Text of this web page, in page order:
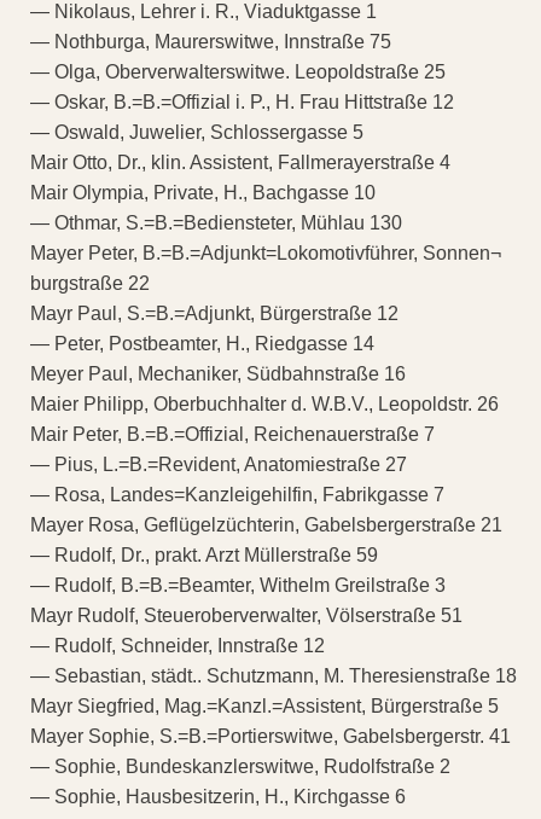
— Nikolaus, Lehrer i. R., Viaduktgasse 1
— Nothburga, Maurerswitwe, Innstraße 75
— Olga, Oberverwalterswitwe. Leopoldstraße 25
— Oskar, B.=B.=Offizial i. P., H. Frau Hittstraße 12
— Oswald, Juwelier, Schlossergasse 5
Mair Otto, Dr., klin. Assistent, Fallmerayerstraße 4
Mair Olympia, Private, H., Bachgasse 10
— Othmar, S.=B.=Bediensteter, Mühlau 130
Mayer Peter, B.=B.=Adjunkt=Lokomotivführer, Sonnen¬
burgstraße 22
Mayr Paul, S.=B.=Adjunkt, Bürgerstraße 12
— Peter, Postbeamter, H., Riedgasse 14
Meyer Paul, Mechaniker, Südbahnstraße 16
Maier Philipp, Oberbuchhalter d. W.B.V., Leopoldstr. 26
Mair Peter, B.=B.=Offizial, Reichenauerstraße 7
— Pius, L.=B.=Revident, Anatomiestraße 27
— Rosa, Landes=Kanzleigehilfin, Fabrikgasse 7
Mayer Rosa, Geflügelzüchterin, Gabelsbergerstraße 21
— Rudolf, Dr., prakt. Arzt Müllerstraße 59
— Rudolf, B.=B.=Beamter, Withelm Greilstraße 3
Mayr Rudolf, Steueroberverwalter, Völserstraße 51
— Rudolf, Schneider, Innstraße 12
— Sebastian, städt.. Schutzmann, M. Theresienstraße 18
Mayr Siegfried, Mag.=Kanzl.=Assistent, Bürgerstraße 5
Mayer Sophie, S.=B.=Portierswitwe, Gabelsbergerstr. 41
— Sophie, Bundeskanzlerswitwe, Rudolfstraße 2
— Sophie, Hausbesitzerin, H., Kirchgasse 6